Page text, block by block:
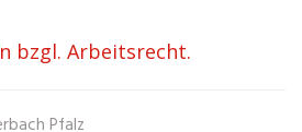
bzgl. Arbeitsrecht.
Pfalz